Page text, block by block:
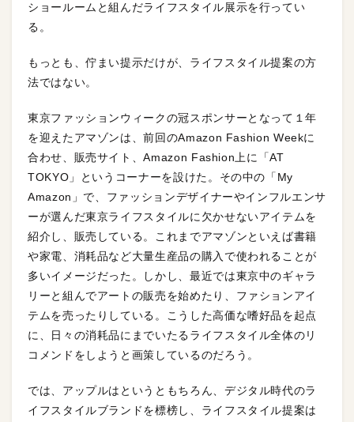
ショールームと組んだライフスタイル展示を行ってい
る。
もっとも、佇まい提示だけが、ライフスタイル提案の方
法ではない。
東京ファッションウィークの冠スポンサーとなって１年
を迎えたアマゾンは、前回のAmazon Fashion Weekに
合わせ、販売サイト、Amazon Fashion上に「AT
TOKYO」というコーナーを設けた。その中の「My
Amazon」で、ファッションデザイナーやインフルエンサ
ーが選んだ東京ライフスタイルに欠かせないアイテムを
紹介し、販売している。これまでアマゾンといえば書籍
や家電、消耗品など大量生産品の購入で使われることが
多いイメージだった。しかし、最近では東京中のギャラ
リーと組んでアートの販売を始めたり、ファションアイ
テムを売ったりしている。こうした高価な嗜好品を起点
に、日々の消耗品にまでいたるライフスタイル全体のリ
コメンドをしようと画策しているのだろう。
では、アップルはというともちろん、デジタル時代のラ
イフスタイルブランドを標榜し、ライフスタイル提案は